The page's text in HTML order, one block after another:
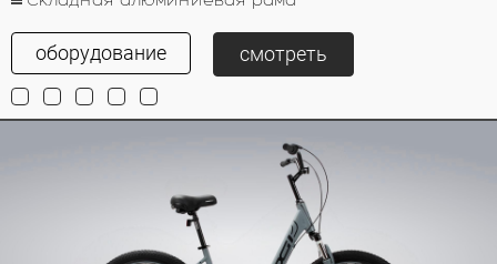
оборудование смотреть